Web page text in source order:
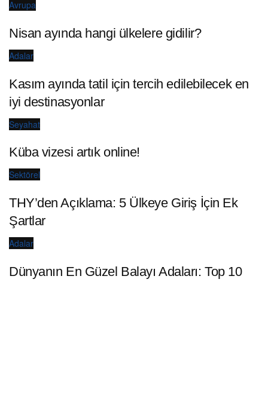
Avrupa
Nisan ayında hangi ülkelere gidilir?
Adalar
Kasım ayında tatil için tercih edilebilecek en
iyi destinasyonlar
Seyahat
Küba vizesi artık online!
Sektörel
THY’den Açıklama: 5 Ülkeye Giriş İçin Ek
Şartlar
Adalar
Dünyanın En Güzel Balayı Adaları: Top 10